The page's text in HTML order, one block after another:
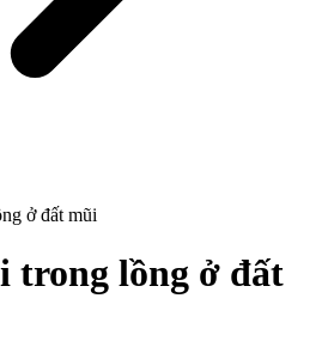
ở đất mũi
trong lồng ở đất